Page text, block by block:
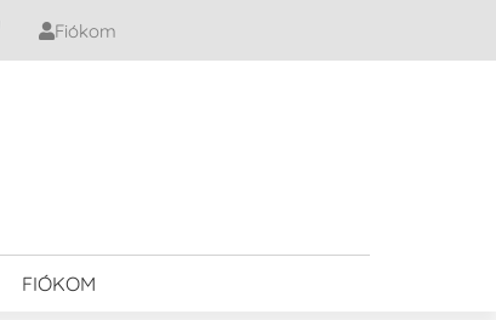
Fiókom
FIÓKOM